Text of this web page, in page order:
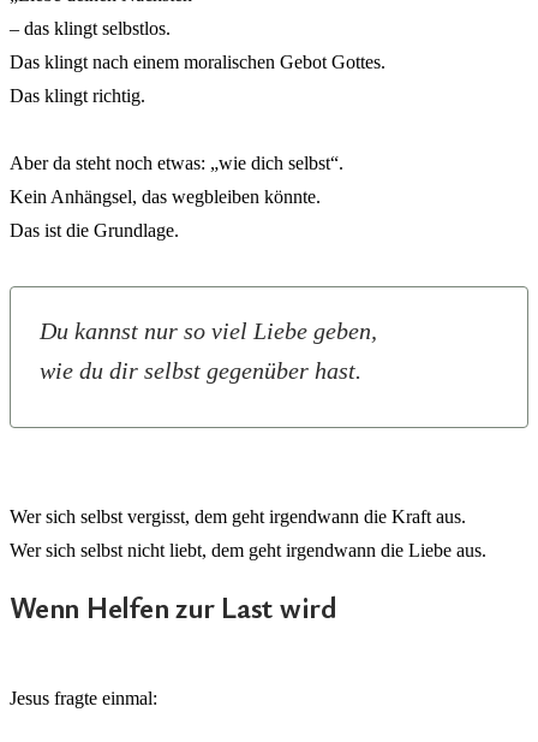
– das klingt selbstlos.
Das klingt nach einem moralischen Gebot Gottes.
Das klingt richtig.
Aber da steht noch etwas: „wie dich selbst“.
Kein Anhängsel, das wegbleiben könnte.
Das ist die Grundlage.
Du kannst nur so viel Liebe geben,
wie du dir selbst gegenüber hast.
Wer sich selbst vergisst, dem geht irgendwann die Kraft aus.
Wer sich selbst nicht liebt, dem geht irgendwann die Liebe aus.
Wenn Helfen zur Last wird
Jesus fragte einmal: